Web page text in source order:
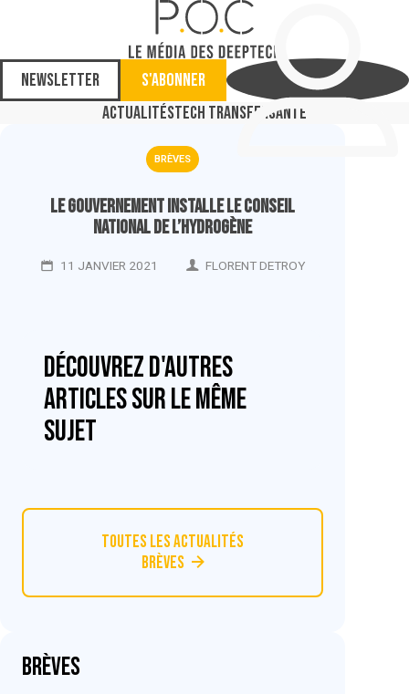
Newsletter
S'abonner
ActualitésTech TransferSanté
BRÈVES
Le gouvernement installe le Conseil
national de l’hydrogène
11 JANVIER 2021 FLORENT DETROY
Découvrez d'autres
articles sur le même
sujet
Toutes les actualités
Brèves
Brèves